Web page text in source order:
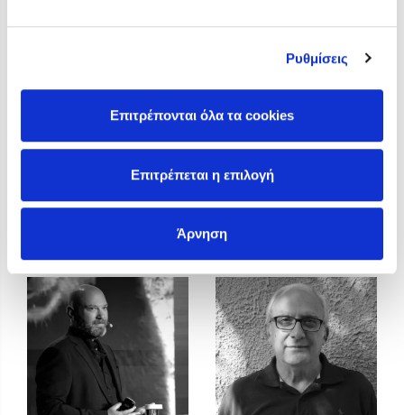
Ρυθμίσεις
Επιτρέπονται όλα τα cookies
Επιτρέπεται η επιλογή
Άρνηση
Ο Κώστας Κρομμύδας στο Παλαιοχώρι Καλαμπάκας
Ο Κώστας Κρομμύδας και η Μαρίνα Γιώτη στη Νικήτη
Ο Στέφανος Ξενάκης στη Χίο
Βιβλίου στο Πεδίον του Άρεως
Χριστοδουλόπουλος